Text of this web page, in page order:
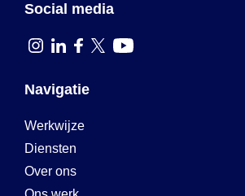
Social media
Navigatie
Werkwijze
Diensten
Over ons